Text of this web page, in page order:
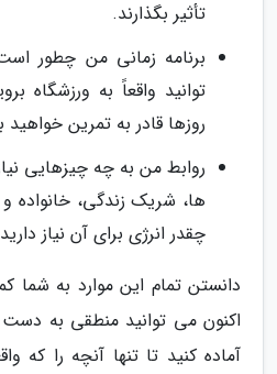
تأثیر بگذارند.
برنامه زمانی من چطور
توانید واقعاً به ورزشگاه
روزها قادر به تمرین خواهید
روابط من به چه چیزهایی
ها، شریک زندگی، خانواده
چقدر انرژی برای آن نیاز
دانستن تمام این موارد به شما
اکنون می توانید منطقی به دست
آماده کنید تا تنها آنچه را که